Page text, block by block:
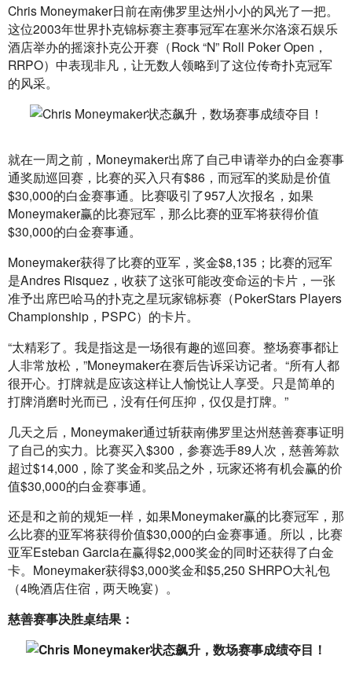
Chris Moneymaker日前在南佛罗里达州小小的风光了一把。
这位2003年世界扑克锦标赛主赛事冠军在塞米尔洛滚石娱乐
酒店举办的摇滚扑克公开赛（Rock “N” Roll Poker Open，
RRPO）中表现非凡，让无数人领略到了这位传奇扑克冠军
的风采。
就在一周之前，Moneymaker出席了自己申请举办的白金赛事
通奖励巡回赛，比赛的买入只有$86，而冠军的奖励是价值
$30,000的白金赛事通。比赛吸引了957人次报名，如果
Moneymaker赢的比赛冠军，那么比赛的亚军将获得价值
$30,000的白金赛事通。
Moneymaker获得了比赛的亚军，奖金$8,135；比赛的冠军
是Andres Risquez，收获了这张可能改变命运的卡片，一张
准予出席巴哈马的扑克之星玩家锦标赛（PokerStars Players
Championship，PSPC）的卡片。
“太精彩了。我是指这是一场很有趣的巡回赛。整场赛事都让
人非常放松，”Moneymaker在赛后告诉采访记者。“所有人都
很开心。打牌就是应该这样让人愉悦让人享受。只是简单的
打牌消磨时光而已，没有任何压抑，仅仅是打牌。”
几天之后，Moneymaker通过斩获南佛罗里达州慈善赛事证明
了自己的实力。比赛买入$300，参赛选手89人次，慈善筹款
超过$14,000，除了奖金和奖品之外，玩家还将有机会赢的价
值$30,000的白金赛事通。
还是和之前的规矩一样，如果Moneymaker赢的比赛冠军，那
么比赛的亚军将获得价值$30,000的白金赛事通。所以，比赛
亚军Esteban Garcia在赢得$2,000奖金的同时还获得了白金
卡。Moneymaker获得$3,000奖金和$5,250 SHRPO大礼包
（4晚酒店住宿，两天晚宴）。
慈善赛事决胜桌结果：